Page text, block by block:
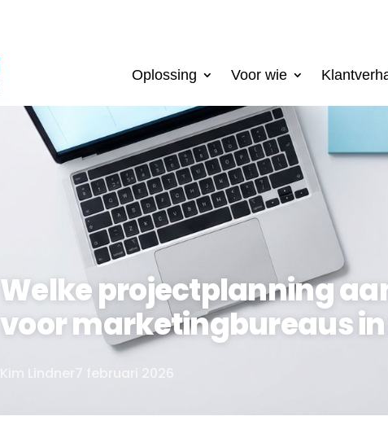
Oplossing Voor wie
Welke projectplanning
voor marketingbureaus in